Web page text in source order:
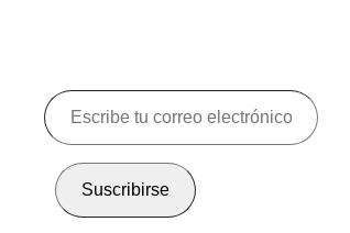
Escribe
tu
correo
Suscribirse